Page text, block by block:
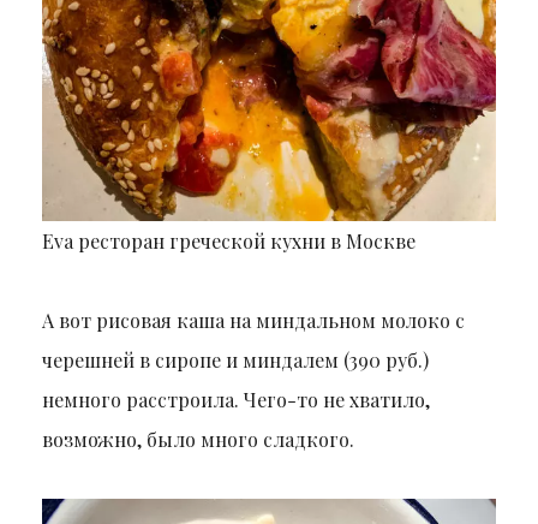
Eva ресторан греческой кухни в Москве
А вот рисовая каша на миндальном молоко с
черешней в сиропе и миндалем (390 руб.)
немного расстроила. Чего-то не хватило,
возможно, было много сладкого.